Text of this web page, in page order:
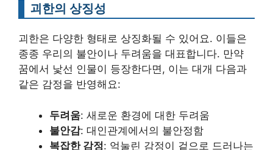
괴한의 상징성
괴한은 다양한 형태로 상징화될 수 있어요. 이들은
종종 우리의 불안이나 두려움을 대표합니다. 만약
꿈에서 낯선 인물이 등장한다면, 이는 대개 다음과
같은 감정을 반영해요:
두려움: 새로운 환경에 대한 두려움
불안감: 대인관계에서의 불안정함
복잡한 감정: 억눌린 감정이 겉으로 드러나는